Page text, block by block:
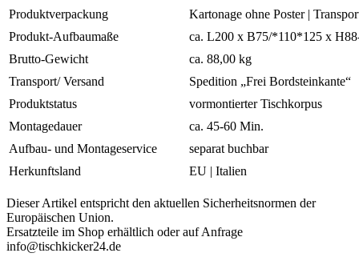
Produktverpackung
Kartonage ohne Poster |
Produkt-Aufbaumaße
ca. L200 x B75/*110*125 x
Brutto-Gewicht
ca. 88,00 kg
Transport/ Versand
Spedition „Frei Bordsteinkante“
Produktstatus
vormontierter Tischkorpus
Montagedauer
ca. 45-60 Min.
Aufbau- und Montageservice
separat buchbar
Herkunftsland
EU | Italien
Dieser Artikel entspricht den aktuellen Sicherheitsnormen der
Europäischen Union.
Ersatzteile im Shop erhältlich oder auf Anfrage
info@tischkicker24.de